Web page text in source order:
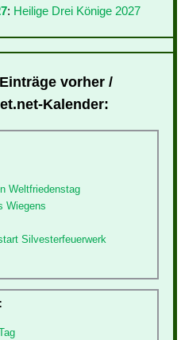
: Heilige Drei Könige 2027
vorher /
Kalender:
Weltfriedenstag
Wiegens
Silvesterfeuerwerk